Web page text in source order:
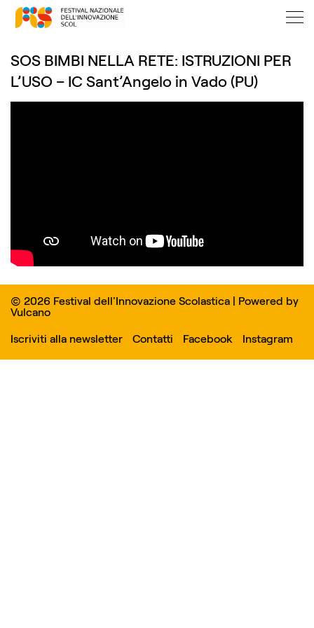
SOS BIMBI NELLA RETE: ISTRUZIONI PER
L’USO – IC Sant’Angelo in Vado (PU)
© 2026 Festival dell'Innovazione Scolastica | Powered by
Vulcano
Iscriviti alla newsletter
Contatti Facebook Instagram